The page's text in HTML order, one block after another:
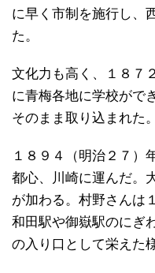
に早く市制を施行し、
た。
文化力も高く、１８７
に青梅各地に学校がで
そのまま取り込まれた。
１８９４（明治２７）
都心、川崎に運んだ。
が加わる。村野さんは
和田駅や御嶽駅のにぎ
の入り口として栄えた